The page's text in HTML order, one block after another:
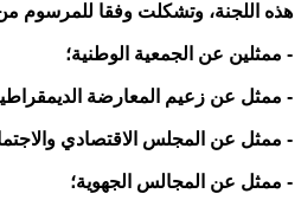
هذه اللجنة، وتشكلت وفقا للمرسوم
- ممثلين عن الجمعية الوطنية؛
- ممثل عن زعيم المعارضة
- ممثل عن المجلس الاقتصادي
- ممثل عن المجالس الجهوية؛